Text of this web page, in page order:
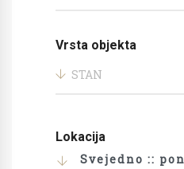
Vrsta objekta
STAN
Lokacija
Svejedno ::